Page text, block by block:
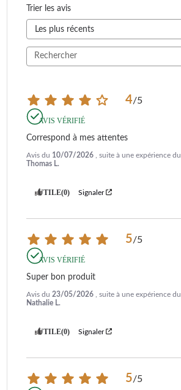
Trier les avis
4/5
AVIS VÉRIFIÉ
Correspond à mes attentes
Avis du 10/07/2026 , suite à une expérience du
Thomas L.
UTILE(0) Signaler
5/5
AVIS VÉRIFIÉ
Super bon produit
Avis du 23/05/2026 , suite à une expérience du
Nathalie L.
UTILE(0) Signaler
5/5